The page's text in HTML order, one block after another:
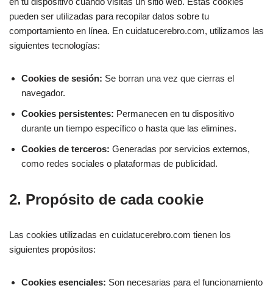
pueden ser utilizadas para recopilar datos sobre tu
comportamiento en línea. En cuidatucerebro.com, utilizamos las
siguientes tecnologías:
Cookies de sesión: Se borran una vez que cierras el
navegador.
Cookies persistentes: Permanecen en tu dispositivo
durante un tiempo específico o hasta que las elimines.
Cookies de terceros: Generadas por servicios externos,
como redes sociales o plataformas de publicidad.
2. Propósito de cada cookie
Las cookies utilizadas en cuidatucerebro.com tienen los
siguientes propósitos:
Cookies esenciales: Son necesarias para el funcionamiento